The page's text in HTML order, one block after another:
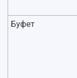
Буфет